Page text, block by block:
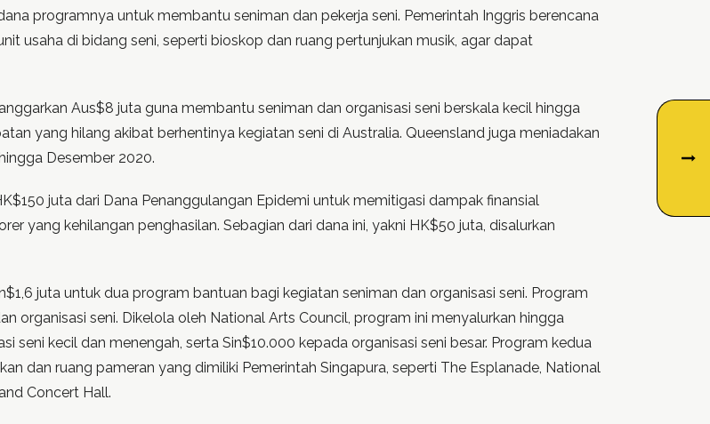
programnya untuk membantu seniman dan pekerja seni. Pemerintah Inggris berencana
usaha di bidang seni, seperti bioskop dan ruang pertunjukan musik, agar dapat
Aus$8 juta guna membantu seniman dan organisasi seni berskala kecil hingga
yang hilang akibat berhentinya kegiatan seni di Australia. Queensland juga meniadakan
Desember 2020.
juta dari Dana Penanggulangan Epidemi untuk memitigasi dampak finansial
yang kehilangan penghasilan. Sebagian dari dana ini, yakni HK$50 juta, disalurkan
juta untuk dua program bantuan bagi kegiatan seniman dan organisasi seni. Program
organisasi seni. Dikelola oleh National Arts Council, program ini menyalurkan hingga
seni kecil dan menengah, serta Sin$10.000 kepada organisasi seni besar. Program kedua
dan ruang pameran yang dimiliki Pemerintah Singapura, seperti The Esplanade, National
Concert Hall.